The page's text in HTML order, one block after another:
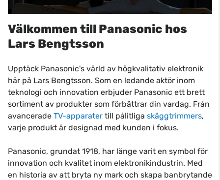
Välkommen till Panasonic hos
Lars Bengtsson
Upptäck Panasonic's värld av högkvalitativ elektronik
här på Lars Bengtsson. Som en ledande aktör inom
teknologi och innovation erbjuder Panasonic ett brett
sortiment av produkter som förbättrar din vardag. Från
avancerade TV-apparater till pålitliga skäggtrimmers,
varje produkt är designad med kunden i fokus.
Panasonic, grundat 1918, har länge varit en symbol för
innovation och kvalitet inom elektronikindustrin. Med
en historia av att bryta ny mark och skapa banbrytande